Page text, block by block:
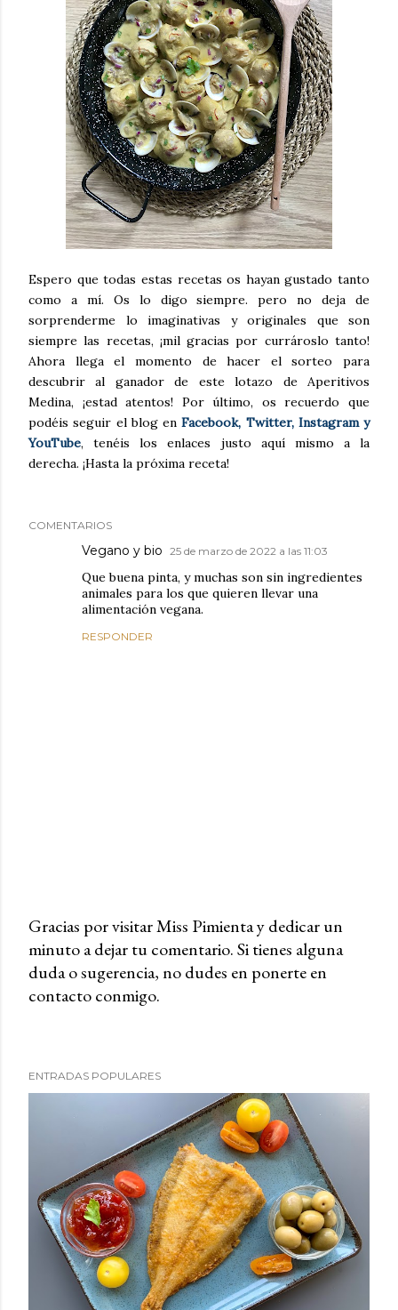
Espero que todas estas recetas os hayan gustado tanto
como a mí. Os lo digo siempre. pero no deja de
sorprenderme lo imaginativas y originales que son
siempre las recetas, ¡mil gracias por currároslo tanto!
Ahora llega el momento de hacer el sorteo para
descubrir al ganador de este lotazo de Aperitivos
Medina, ¡estad atentos! Por último, os recuerdo que
podéis seguir el blog enFacebook, Twitter, Instagram y
YouTube, tenéis los enlaces justo aquí mismo a la
derecha. ¡Hasta la próxima receta!
COMENTARIOS
Vegano y bio 25 de marzo de 2022 a las 11:03
Que buena pinta, y muchas son sin ingredientes
animales para los que quieren llevar una
alimentación vegana.
RESPONDER
P
u
b
a
Gracias por visitar Miss Pimienta y dedicar un
minuto a dejar tu comentario. Si tienes alguna
duda o sugerencia, no dudes en ponerte en
contacto conmigo.
ENTRADAS POPULARES